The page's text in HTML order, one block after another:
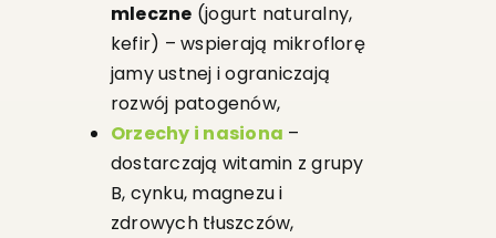
mleczne (jogurt naturalny,
kefir) – wspierają mikroflorę
jamy ustnej i ograniczają
rozwój patogenów,
Orzechy i nasiona –
dostarczają witamin z grupy
B, cynku, magnezu i
zdrowych tłuszczów,